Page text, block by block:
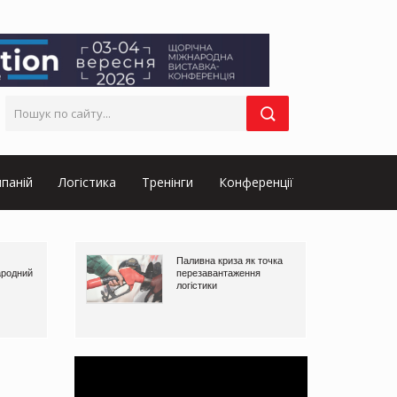
Логістика Тренінги Конференції
Паливна криза як точка
перезавантаження
логістики